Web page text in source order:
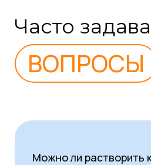
ВОПРОСЫ
Часто
Можно ли растворить